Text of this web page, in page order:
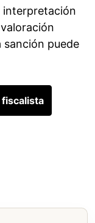
interpretación
sanción puede
fiscalista